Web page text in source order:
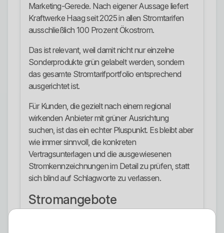
Marketing-Gerede. Nach eigener Aussage liefert
Kraftwerke Haag seit 2025 in allen Stromtarifen
ausschließlich 100 Prozent Ökostrom.
Das ist relevant, weil damit nicht nur einzelne
Sonderprodukte grün gelabelt werden, sondern
das gesamte Stromtarifportfolio entsprechend
ausgerichtet ist.
Für Kunden, die gezielt nach einem regional
wirkenden Anbieter mit grüner Ausrichtung
suchen, ist das ein echter Pluspunkt. Es bleibt aber
wie immer sinnvoll, die konkreten
Vertragsunterlagen und die ausgewiesenen
Stromkennzeichnungen im Detail zu prüfen, statt
sich blind auf Schlagworte zu verlassen.
Stromangebote